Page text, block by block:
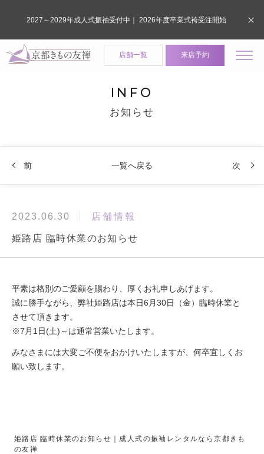
店舗一覧 来店予約
INFO
お知らせ
前 一覧へ戻る 次
2023.06.30 店舗情報
姫路店 臨時休業のお知らせ
平素は格別のご愛顧を賜わり、厚くお礼申しあげます。
誠に勝手ながら、弊社姫路店は本日6月30日（金）臨時休業と
させて頂きます。
※7月1日(土)～は通常営業いたします。
みなさまには大変ご不便をおかけいたしますが、何卒宜しくお
願い致します。
姫路店 臨時休業のお知らせ｜成人式の振袖レンタルなら京都きも
の友禅
2027～2029年成人式振袖受付中｜ 2026年度卒業式袴受注開始